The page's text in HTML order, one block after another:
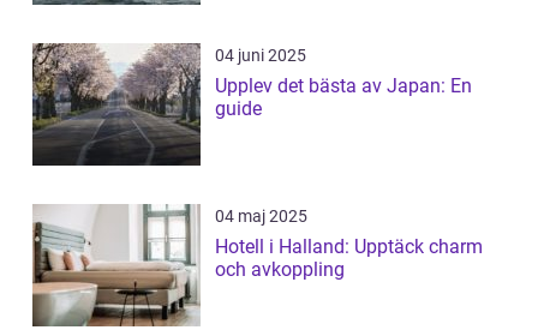
04 juni 2025
Upplev det bästa av Japan: En
guide
04 maj 2025
Hotell i Halland: Upptäck charm
och avkoppling